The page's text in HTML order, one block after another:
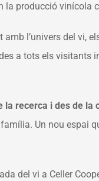
producció vinícola
l’univers del vi,
a tots els visitants
la recerca i des de la
Un nou espai
del vi a Celler